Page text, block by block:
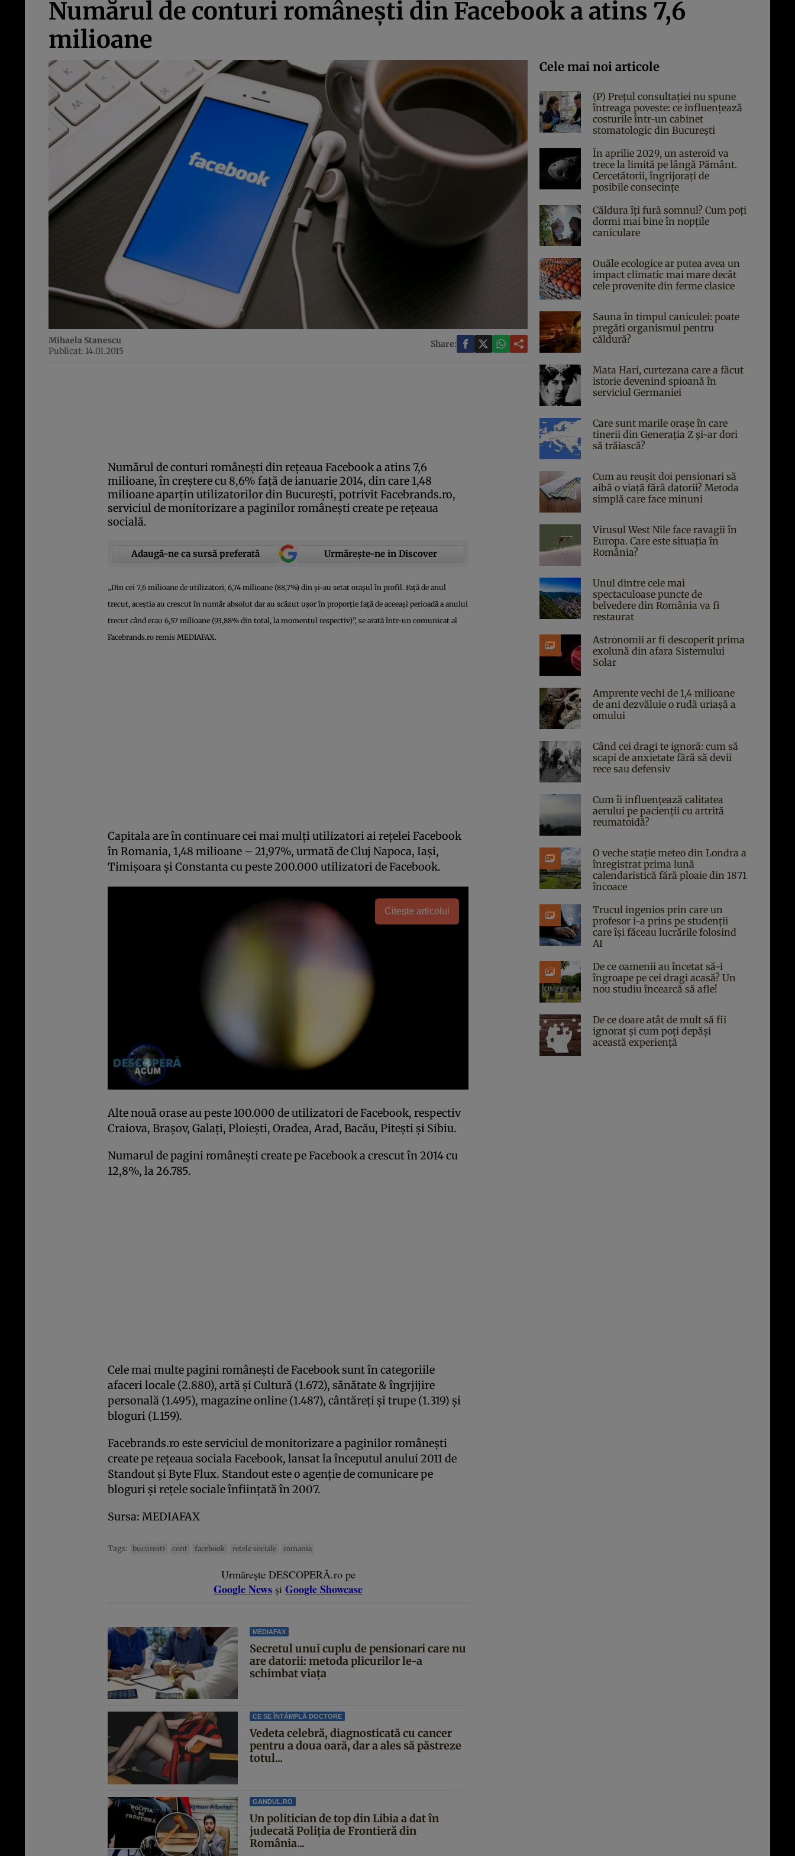
Numărul de conturi româneşti din Facebook a atins 7,6
milioane
Mihaela Stanescu
Publicat: 14.01.2015
Share:
Numărul de conturi româneşti din reţeaua Facebook a atins 7,6
milioane, în creştere cu 8,6% faţă de ianuarie 2014, din care 1,48
milioane aparţin utilizatorilor din Bucureşti, potrivit Facebrands.ro,
serviciul de monitorizare a paginilor româneşti create pe reţeaua
socială.
Adaugă-ne ca sursă preferată Urmărește-ne in Discover
„Din cei 7,6 milioane de utilizatori, 6,74 milioane (88,7%) din şi-au setat oraşul în profil. Faţă de anul
trecut, aceştia au crescut în număr absolut dar au scăzut uşor în proporţie faţă de aceeaşi perioadă a anului
trecut când erau 6,57 milioane (93,88% din total, la momentul respectiv)”, se arată într-un comunicat al
Facebrands.ro remis MEDIAFAX.
Capitala are în continuare cei mai mulţi utilizatori ai reţelei Facebook
în Romania, 1,48 milioane – 21,97%, urmată de Cluj Napoca, Iaşi,
Timişoara şi Constanta cu peste 200.000 utilizatori de Facebook.
Citește articolul
Alte nouă orase au peste 100.000 de utilizatori de Facebook, respectiv
Craiova, Braşov, Galaţi, Ploieşti, Oradea, Arad, Bacău, Piteşti şi Sibiu.
Numarul de pagini româneşti create pe Facebook a crescut în 2014 cu
12,8%, la 26.785.
Cele mai multe pagini româneşti de Facebook sunt în categoriile
afaceri locale (2.880), artă şi Cultură (1.672), sănătate & îngrjijire
personală (1.495), magazine online (1.487), cântăreţi şi trupe (1.319) şi
bloguri (1.159).
Facebrands.ro este serviciul de monitorizare a paginilor româneşti
create pe reţeaua sociala Facebook, lansat la începutul anului 2011 de
Standout şi Byte Flux. Standout este o agenţie de comunicare pe
bloguri şi reţele sociale înfiinţată în 2007.
Sursa: MEDIAFAX
Tags: bucuresti cont facebook retele sociale romania
Urmărește DESCOPERĂ.ro pe
Google News și Google Showcase
MEDIAFAX
Secretul unui cuplu de pensionari care nu
are datorii: metoda plicurilor le-a
schimbat viața
CE SE ÎNTÂMPLĂ DOCTORE
Vedeta celebră, diagnosticată cu cancer
pentru a doua oară, dar a ales să păstreze
totul...
GANDUL.RO
Un politician de top din Libia a dat în
judecată Poliția de Frontieră din
România...
Cele mai noi articole
(P) Prețul consultației nu spune
întreaga poveste: ce influențează
costurile într-un cabinet
stomatologic din București
În aprilie 2029, un asteroid va
trece la limită pe lângă Pământ.
Cercetătorii, îngrijorați de
posibile consecințe
Căldura îți fură somnul? Cum poți
dormi mai bine în nopțile
caniculare
Ouăle ecologice ar putea avea un
impact climatic mai mare decât
cele provenite din ferme clasice
Sauna în timpul caniculei: poate
pregăti organismul pentru
căldură?
Mata Hari, curtezana care a făcut
istorie devenind spioană în
serviciul Germaniei
Care sunt marile orașe în care
tinerii din Generația Z și-ar dori
să trăiască?
Cum au reușit doi pensionari să
aibă o viață fără datorii? Metoda
simplă care face minuni
Virusul West Nile face ravagii în
Europa. Care este situația în
România?
Unul dintre cele mai
spectaculoase puncte de
belvedere din România va fi
restaurat
Astronomii ar fi descoperit prima
exolună din afara Sistemului
Solar
Amprente vechi de 1,4 milioane
de ani dezvăluie o rudă uriașă a
omului
Când cei dragi te ignoră: cum să
scapi de anxietate fără să devii
rece sau defensiv
Cum îi influențează calitatea
aerului pe pacienții cu artrită
reumatoidă?
O veche stație meteo din Londra a
înregistrat prima lună
calendaristică fără ploaie din 1871
încoace
Trucul ingenios prin care un
profesor i-a prins pe studenții
care își făceau lucrările folosind
AI
De ce oamenii au încetat să-i
îngroape pe cei dragi acasă? Un
nou studiu încearcă să afle!
De ce doare atât de mult să fii
ignorat și cum poți depăși
această experiență